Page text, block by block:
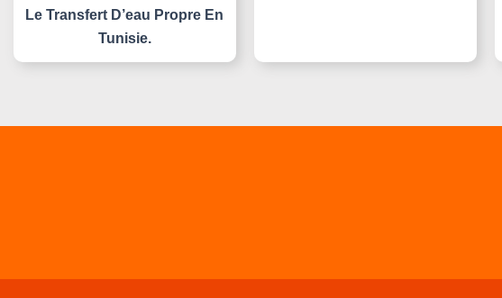
Le Transfert D’eau Propre En
Tunisie.